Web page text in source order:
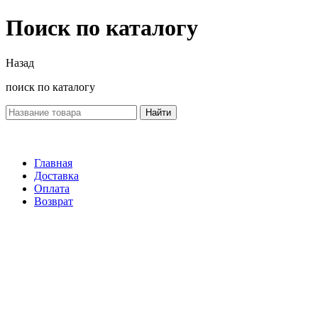
Поиск по каталогу
Назад
поиск по каталогу
Найти
Главная
Доставка
Оплата
Возврат